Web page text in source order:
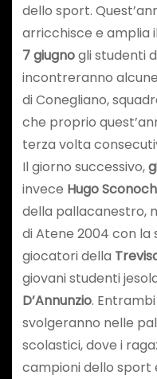
dello sport.
arricchisce e amplia
7 giugnogli studenti
incontreranno
di Conegliano,
che proprio
terza volta
Il giorno successivo,
invece Hugo
della pallacanestro,
di Atene 2004 con la
giocatori della
giovani studenti
D’Annunzio.
svolgeranno nelle
scolastici, dove i
campioni dello sport